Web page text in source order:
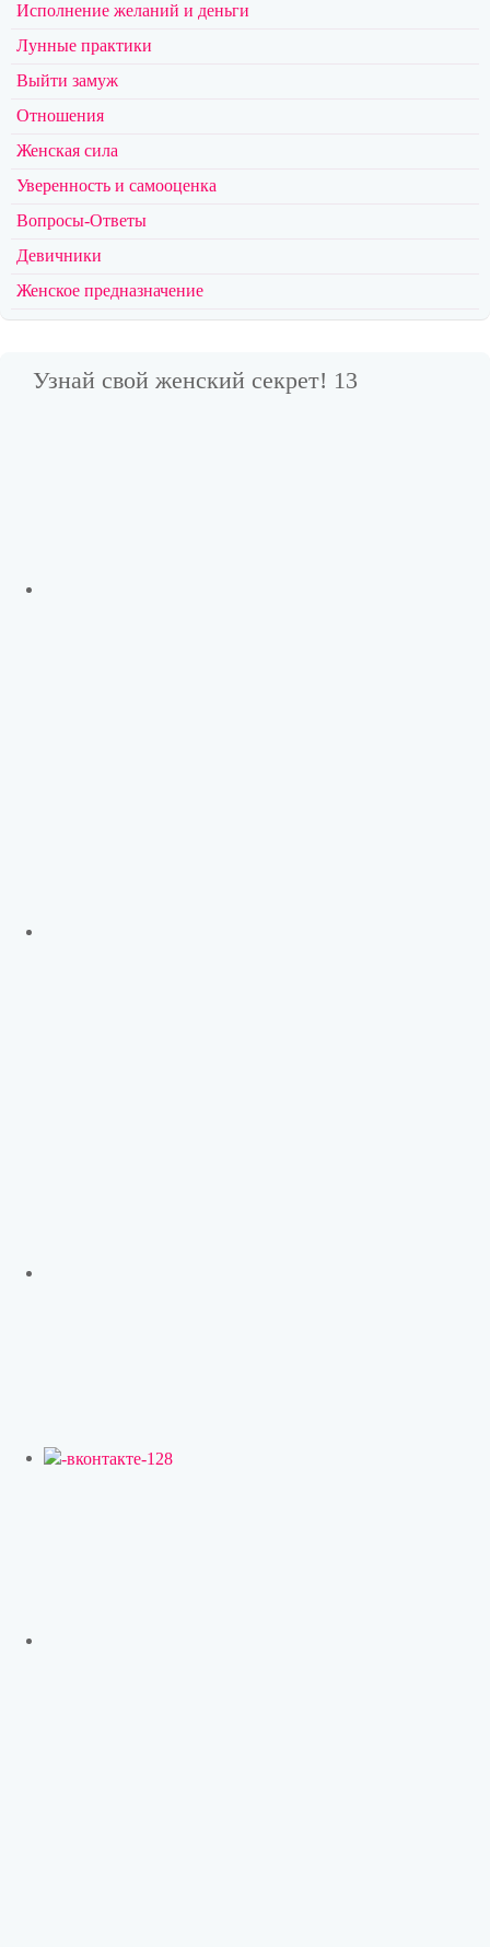
Исполнение желаний и деньги
Лунные практики
Выйти замуж
Отношения
Женская сила
Уверенность и самооценка
Вопросы-Ответы
Девичники
Женское предназначение
Узнай свой женский секрет! 13